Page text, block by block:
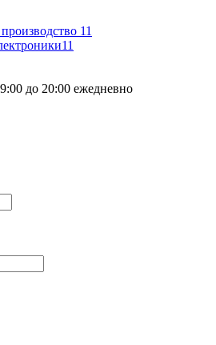
11
до 20:00 ежедневно